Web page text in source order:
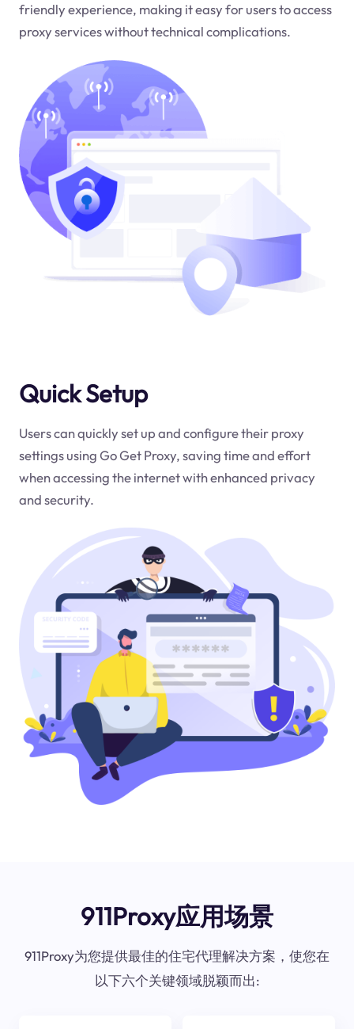
friendly experience, making it easy for users to access
proxy services without technical complications.
Quick Setup
Users can quickly set up and configure their proxy
settings using Go Get Proxy, saving time and effort
when accessing the internet with enhanced privacy
and security.
911Proxy应用场景
911Proxy为您提供最佳的住宅代理解决方案，使您在
以下六个关键领域脱颖而出: